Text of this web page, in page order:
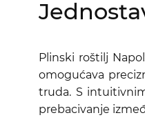
Plinski roštilj
omogućava
truda. S
prebacivanje